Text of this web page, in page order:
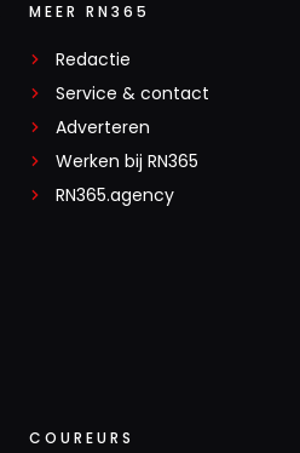
MEER RN365
Redactie
Service & contact
Adverteren
Werken bij RN365
RN365.agency
COUREURS